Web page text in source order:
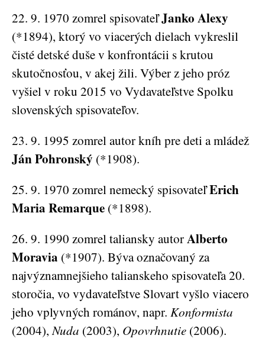
22. 9. 1970 zomrel spisovateľJanko Alexy
(*1894), ktorý vo viacerých dielach vykreslil
čisté detské duše v konfrontácii s krutou
skutočnosťou, v akej žili. Výber z jeho próz
vyšiel v roku 2015 vo Vydavateľstve Spolku
slovenských spisovateľov.
23. 9. 1995 zomrel autor kníh pre deti a mládež
Ján Pohronský (*1908).
25. 9. 1970 zomrel nemecký spisovateľErich
Maria Remarque (*1898).
26. 9. 1990 zomrel taliansky autorAlberto
Moravia (*1907). Býva označovaný za
najvýznamnejšieho talianskeho spisovateľa 20.
storočia, vo vydavateľstve Slovart vyšlo viacero
jeho vplyvných románov, napr. Konformista
(2004),Nuda (2003), Opovrhnutie (2006).